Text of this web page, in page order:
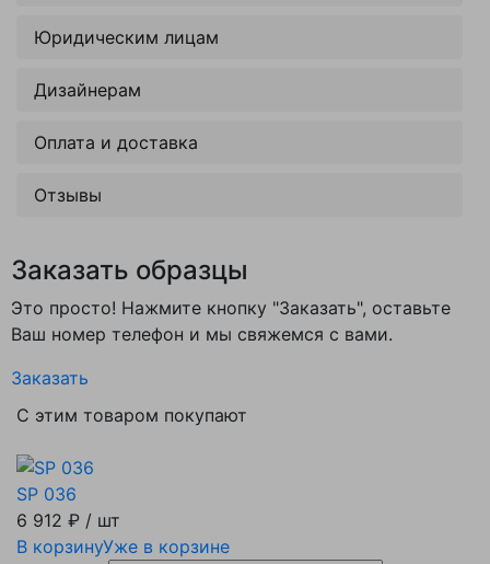
Юридическим лицам
Дизайнерам
Оплата и доставка
Отзывы
Заказать образцы
Это просто! Нажмите кнопку "Заказать", оставьте
Ваш номер телефон и мы свяжемся с вами.
Заказать
С этим товаром покупают
SP 036
6 912 ₽ / шт
В корзинуУже в корзине